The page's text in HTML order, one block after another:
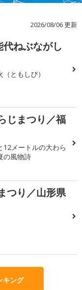
2026/08/06 更新
ねぶながし
ともしび）
じまつり／福
12メートルの大わら
の風物詩
つり／山形県
キング